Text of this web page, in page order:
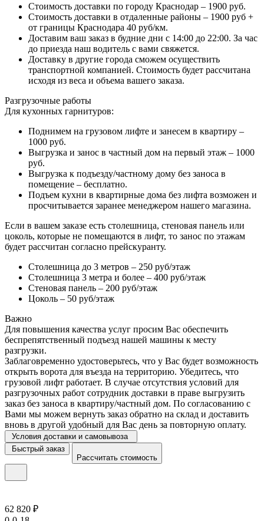
Стоимость доставки по городу Краснодар – 1900 руб.
Стоимость доставки в отдаленные районы – 1900 руб +
от границы Краснодара 40 руб/км.
Доставим ваш заказ в будние дни с 14:00 до 22:00. За час
до приезда наш водитель с вами свяжется.
Доставку в другие города сможем осуществить
транспортной компанией. Стоимость будет рассчитана
исходя из веса и объема вашего заказа.
Разгрузочные работы
Для кухонных гарнитуров:
Поднимем на грузовом лифте и занесем в квартиру –
1000 руб.
Выгрузка и занос в частный дом на первый этаж – 1000
руб.
Выгрузка к подъезду/частному дому без заноса в
помещение – бесплатно.
Подъем кухни в квартирные дома без лифта возможен и
просчитывается заранее менеджером нашего магазина.
Если в вашем заказе есть столешница, стеновая панель или
цоколь, которые не помещаются в лифт, то занос по этажам
будет рассчитан согласно прейскуранту.
Столешница до 3 метров – 250 руб/этаж
Столешница 3 метра и более – 400 руб/этаж
Стеновая панель – 200 руб/этаж
Цоколь – 50 руб/этаж
Важно
Для повышения качества услуг просим Вас обеспечить
беспрепятственный подъезд нашей машины к месту
разгрузки.
Заблаговременно удостоверьтесь, что у Вас будет возможность
открыть ворота для въезда на территорию. Убедитесь, что
грузовой лифт работает. В случае отсутствия условий для
разгрузочных работ сотрудник доставки в праве выгрузить
заказ без заноса в квартиру/частный дом. По согласованию с
Вами мы можем вернуть заказ обратно на склад и доставить
вновь в другой удобный для Вас день за повторную оплату.
Условия доставки и самовывоза
Быстрый заказ
Рассчитать стоимость
62 820 ₽